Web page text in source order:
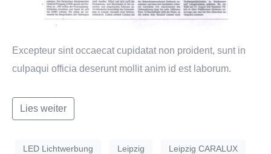
Excepteur sint occaecat cupidatat non proident, sunt in
culpaqui officia deserunt mollit anim id est laborum.
Lies weiter
LED Lichtwerbung Leipzig Leipzig CARALUX